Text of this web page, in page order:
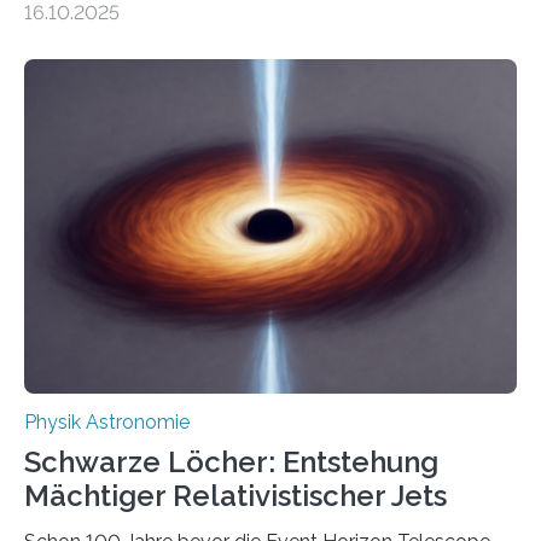
Größenordnung von Atomen gilt, deren physikalische
Quantenmotoren voranbringen. Das
Wissenschaftsjournal Science Advances veröffentlichte
die Herleitung. (DOI: 10.1126/sciadv.adw8462)
Verbrennungsmotoren oder Dampfturbinen sind
Wärmekraftmaschinen: Sie wandeln thermische
Energie in mechanische Bewegung um – oder anders
ausgedrückt, Wärme in Bewegung. In
quantenmechanischen Experimenten ist es in den…
16.10.2025
Physik Astronomie
Schwarze Löcher: Entstehung
Mächtiger Relativistischer Jets